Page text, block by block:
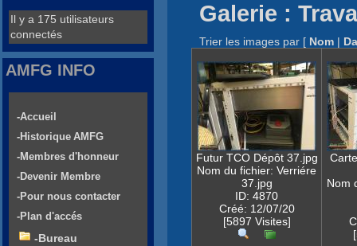
Galerie :
Trier les images par [ Nom |
Futur TCO Dépôt 37.jpg
Nom du fichier: Verriére
37.jpg
ID: 4870
Créé: 12/07/20
[5897 Visites]
Nom
Il y a 175 utilisateurs
connectés
AMFG INFO
-Accueil
-Historique AMFG
-Membres d'honneur
-Devenir Membre
-Pour nous contacter
-Plan d'accés
-Bureau